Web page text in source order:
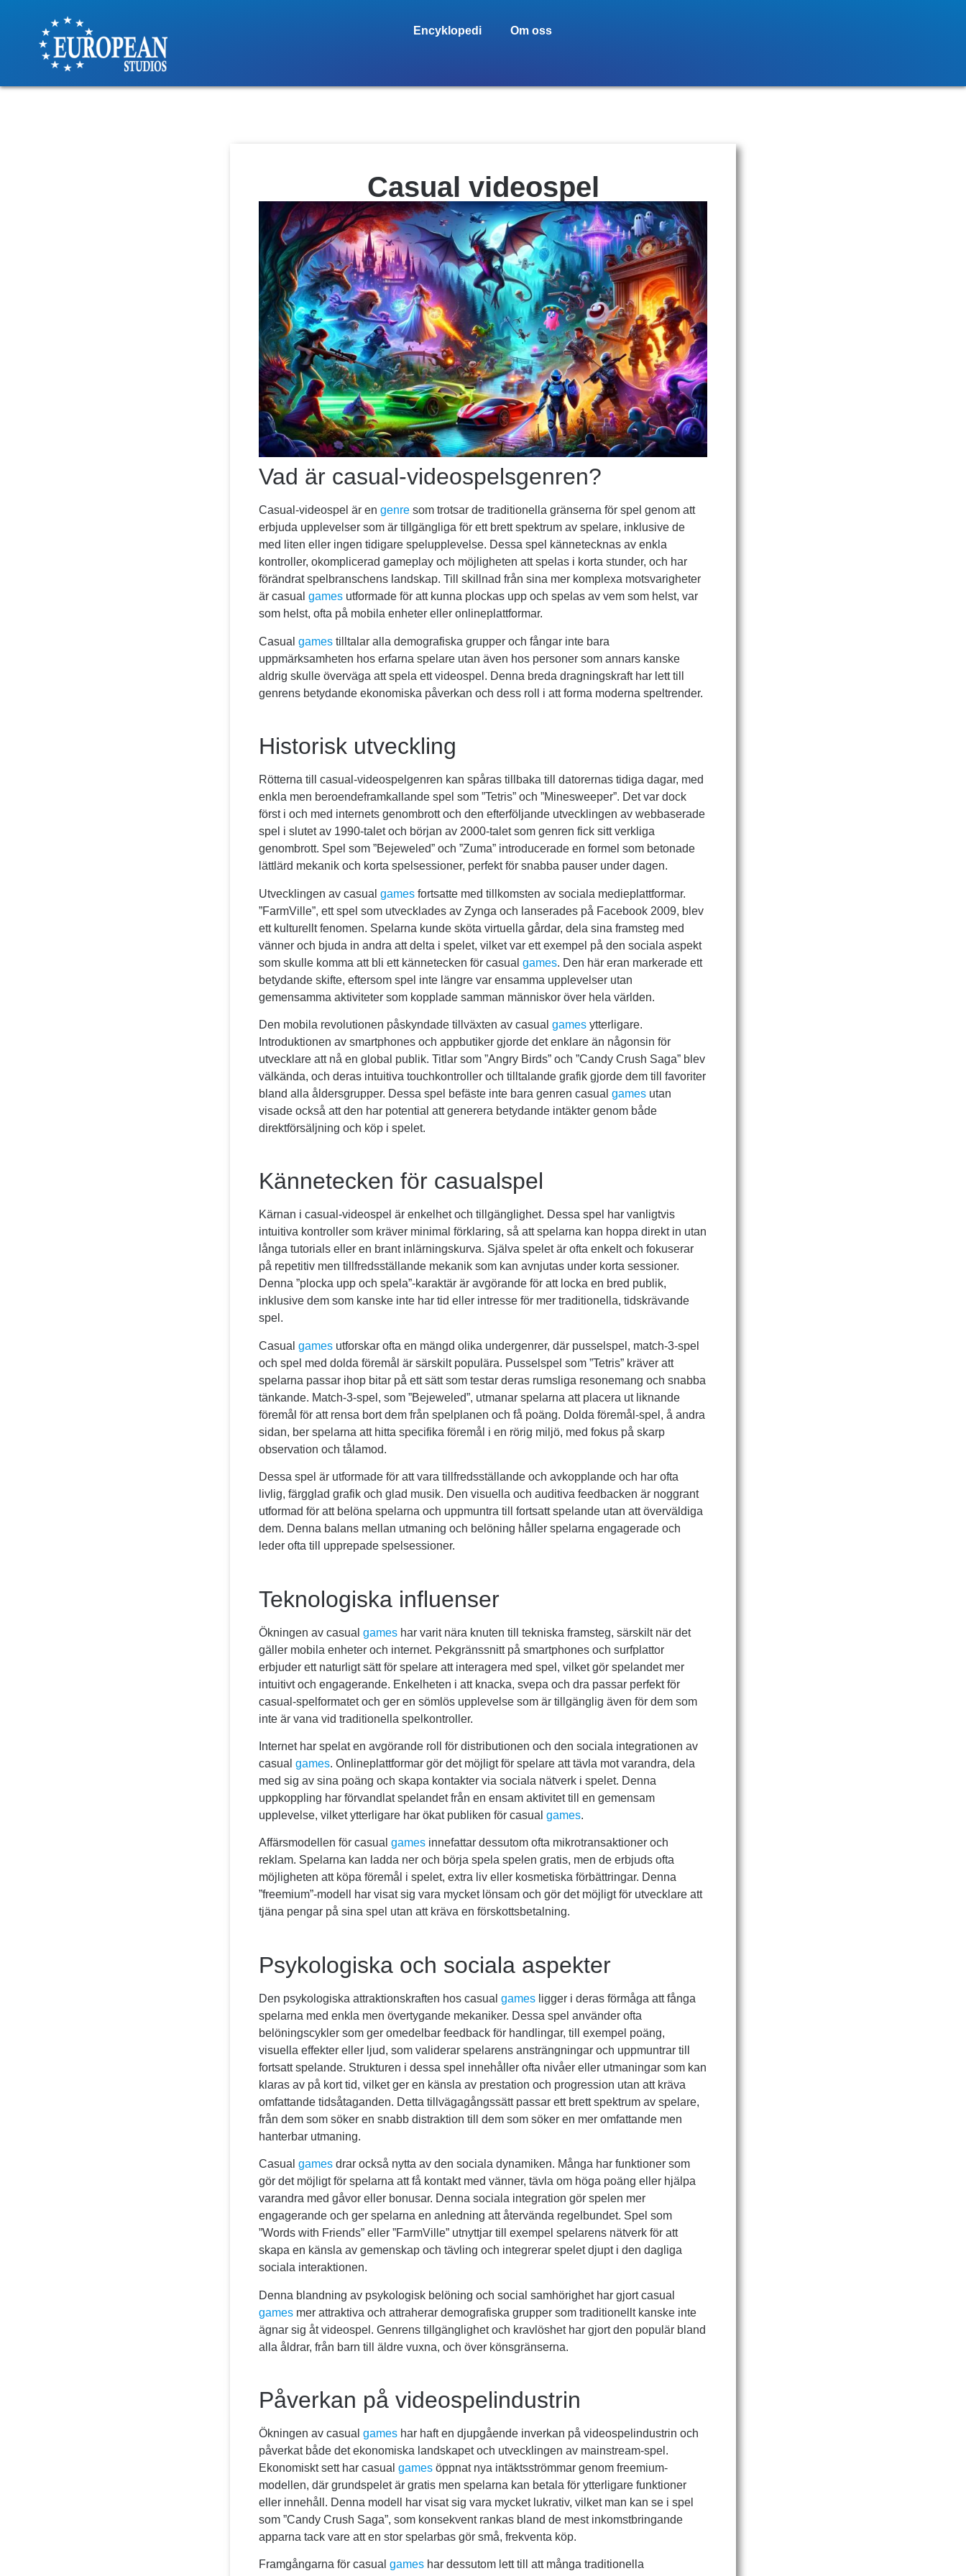
Encyklopedi Om oss
Casual videospel
Vad är casual-videospelsgenren?
Casual-videospel är engenre som trotsar de traditionella gränserna för spel genom att
erbjuda upplevelser som är tillgängliga för ett brett spektrum av spelare, inklusive de
med liten eller ingen tidigare spelupplevelse. Dessa spel kännetecknas av enkla
kontroller, okomplicerad gameplay och möjligheten att spelas i korta stunder, och har
förändrat spelbranschens landskap. Till skillnad från sina mer komplexa motsvarigheter
är casualgames utformade för att kunna plockas upp och spelas av vem som helst, var
som helst, ofta på mobila enheter eller onlineplattformar.
Casualgames tilltalar alla demografiska grupper och fångar inte bara
uppmärksamheten hos erfarna spelare utan även hos personer som annars kanske
aldrig skulle överväga att spela ett videospel. Denna breda dragningskraft har lett till
genrens betydande ekonomiska påverkan och dess roll i att forma moderna speltrender.
Historisk utveckling
Rötterna till casual-videospelgenren kan spåras tillbaka till datorernas tidiga dagar, med
enkla men beroendeframkallande spel som ”Tetris” och ”Minesweeper”. Det var dock
först i och med internets genombrott och den efterföljande utvecklingen av webbaserade
spel i slutet av 1990-talet och början av 2000-talet som genren fick sitt verkliga
genombrott. Spel som ”Bejeweled” och ”Zuma” introducerade en formel som betonade
lättlärd mekanik och korta spelsessioner, perfekt för snabba pauser under dagen.
Utvecklingen av casualgames fortsatte med tillkomsten av sociala medieplattformar.
”FarmVille”, ett spel som utvecklades av Zynga och lanserades på Facebook 2009, blev
ett kulturellt fenomen. Spelarna kunde sköta virtuella gårdar, dela sina framsteg med
vänner och bjuda in andra att delta i spelet, vilket var ett exempel på den sociala aspekt
som skulle komma att bli ett kännetecken för casualgames. Den här eran markerade ett
betydande skifte, eftersom spel inte längre var ensamma upplevelser utan
gemensamma aktiviteter som kopplade samman människor över hela världen.
Den mobila revolutionen påskyndade tillväxten av casualgames ytterligare.
Introduktionen av smartphones och appbutiker gjorde det enklare än någonsin för
utvecklare att nå en global publik. Titlar som ”Angry Birds” och ”Candy Crush Saga” blev
välkända, och deras intuitiva touchkontroller och tilltalande grafik gjorde dem till favoriter
bland alla åldersgrupper. Dessa spel befäste inte bara genren casualgames utan
visade också att den har potential att generera betydande intäkter genom både
direktförsäljning och köp i spelet.
Kännetecken för casualspel
Kärnan i casual-videospel är enkelhet och tillgänglighet. Dessa spel har vanligtvis
intuitiva kontroller som kräver minimal förklaring, så att spelarna kan hoppa direkt in utan
långa tutorials eller en brant inlärningskurva. Själva spelet är ofta enkelt och fokuserar
på repetitiv men tillfredsställande mekanik som kan avnjutas under korta sessioner.
Denna ”plocka upp och spela”-karaktär är avgörande för att locka en bred publik,
inklusive dem som kanske inte har tid eller intresse för mer traditionella, tidskrävande
spel.
Casualgames utforskar ofta en mängd olika undergenrer, där pusselspel, match-3-spel
och spel med dolda föremål är särskilt populära. Pusselspel som ”Tetris” kräver att
spelarna passar ihop bitar på ett sätt som testar deras rumsliga resonemang och snabba
tänkande. Match-3-spel, som ”Bejeweled”, utmanar spelarna att placera ut liknande
föremål för att rensa bort dem från spelplanen och få poäng. Dolda föremål-spel, å andra
sidan, ber spelarna att hitta specifika föremål i en rörig miljö, med fokus på skarp
observation och tålamod.
Dessa spel är utformade för att vara tillfredsställande och avkopplande och har ofta
livlig, färgglad grafik och glad musik. Den visuella och auditiva feedbacken är noggrant
utformad för att belöna spelarna och uppmuntra till fortsatt spelande utan att överväldiga
dem. Denna balans mellan utmaning och belöning håller spelarna engagerade och
leder ofta till upprepade spelsessioner.
Teknologiska influenser
Ökningen av casualgames har varit nära knuten till tekniska framsteg, särskilt när det
gäller mobila enheter och internet. Pekgränssnitt på smartphones och surfplattor
erbjuder ett naturligt sätt för spelare att interagera med spel, vilket gör spelandet mer
intuitivt och engagerande. Enkelheten i att knacka, svepa och dra passar perfekt för
casual-spelformatet och ger en sömlös upplevelse som är tillgänglig även för dem som
inte är vana vid traditionella spelkontroller.
Internet har spelat en avgörande roll för distributionen och den sociala integrationen av
casualgames. Onlineplattformar gör det möjligt för spelare att tävla mot varandra, dela
med sig av sina poäng och skapa kontakter via sociala nätverk i spelet. Denna
uppkoppling har förvandlat spelandet från en ensam aktivitet till en gemensam
upplevelse, vilket ytterligare har ökat publiken för casualgames.
Affärsmodellen för casualgames innefattar dessutom ofta mikrotransaktioner och
reklam. Spelarna kan ladda ner och börja spela spelen gratis, men de erbjuds ofta
möjligheten att köpa föremål i spelet, extra liv eller kosmetiska förbättringar. Denna
”freemium”-modell har visat sig vara mycket lönsam och gör det möjligt för utvecklare att
tjäna pengar på sina spel utan att kräva en förskottsbetalning.
Psykologiska och sociala aspekter
Den psykologiska attraktionskraften hos casualgames ligger i deras förmåga att fånga
spelarna med enkla men övertygande mekaniker. Dessa spel använder ofta
belöningscykler som ger omedelbar feedback för handlingar, till exempel poäng,
visuella effekter eller ljud, som validerar spelarens ansträngningar och uppmuntrar till
fortsatt spelande. Strukturen i dessa spel innehåller ofta nivåer eller utmaningar som kan
klaras av på kort tid, vilket ger en känsla av prestation och progression utan att kräva
omfattande tidsåtaganden. Detta tillvägagångssätt passar ett brett spektrum av spelare,
från dem som söker en snabb distraktion till dem som söker en mer omfattande men
hanterbar utmaning.
Casualgames drar också nytta av den sociala dynamiken. Många har funktioner som
gör det möjligt för spelarna att få kontakt med vänner, tävla om höga poäng eller hjälpa
varandra med gåvor eller bonusar. Denna sociala integration gör spelen mer
engagerande och ger spelarna en anledning att återvända regelbundet. Spel som
”Words with Friends” eller ”FarmVille” utnyttjar till exempel spelarens nätverk för att
skapa en känsla av gemenskap och tävling och integrerar spelet djupt i den dagliga
sociala interaktionen.
Denna blandning av psykologisk belöning och social samhörighet har gjort casual
games mer attraktiva och attraherar demografiska grupper som traditionellt kanske inte
ägnar sig åt videospel. Genrens tillgänglighet och kravlöshet har gjort den populär bland
alla åldrar, från barn till äldre vuxna, och över könsgränserna.
Påverkan på videospelindustrin
Ökningen av casualgames har haft en djupgående inverkan på videospelindustrin och
påverkat både det ekonomiska landskapet och utvecklingen av mainstream-spel.
Ekonomiskt sett har casualgames öppnat nya intäktsströmmar genom freemium-
modellen, där grundspelet är gratis men spelarna kan betala för ytterligare funktioner
eller innehåll. Denna modell har visat sig vara mycket lukrativ, vilket man kan se i spel
som ”Candy Crush Saga”, som konsekvent rankas bland de mest inkomstbringande
apparna tack vare att en stor spelarbas gör små, frekventa köp.
Framgångarna för casualgames har dessutom lett till att många traditionella